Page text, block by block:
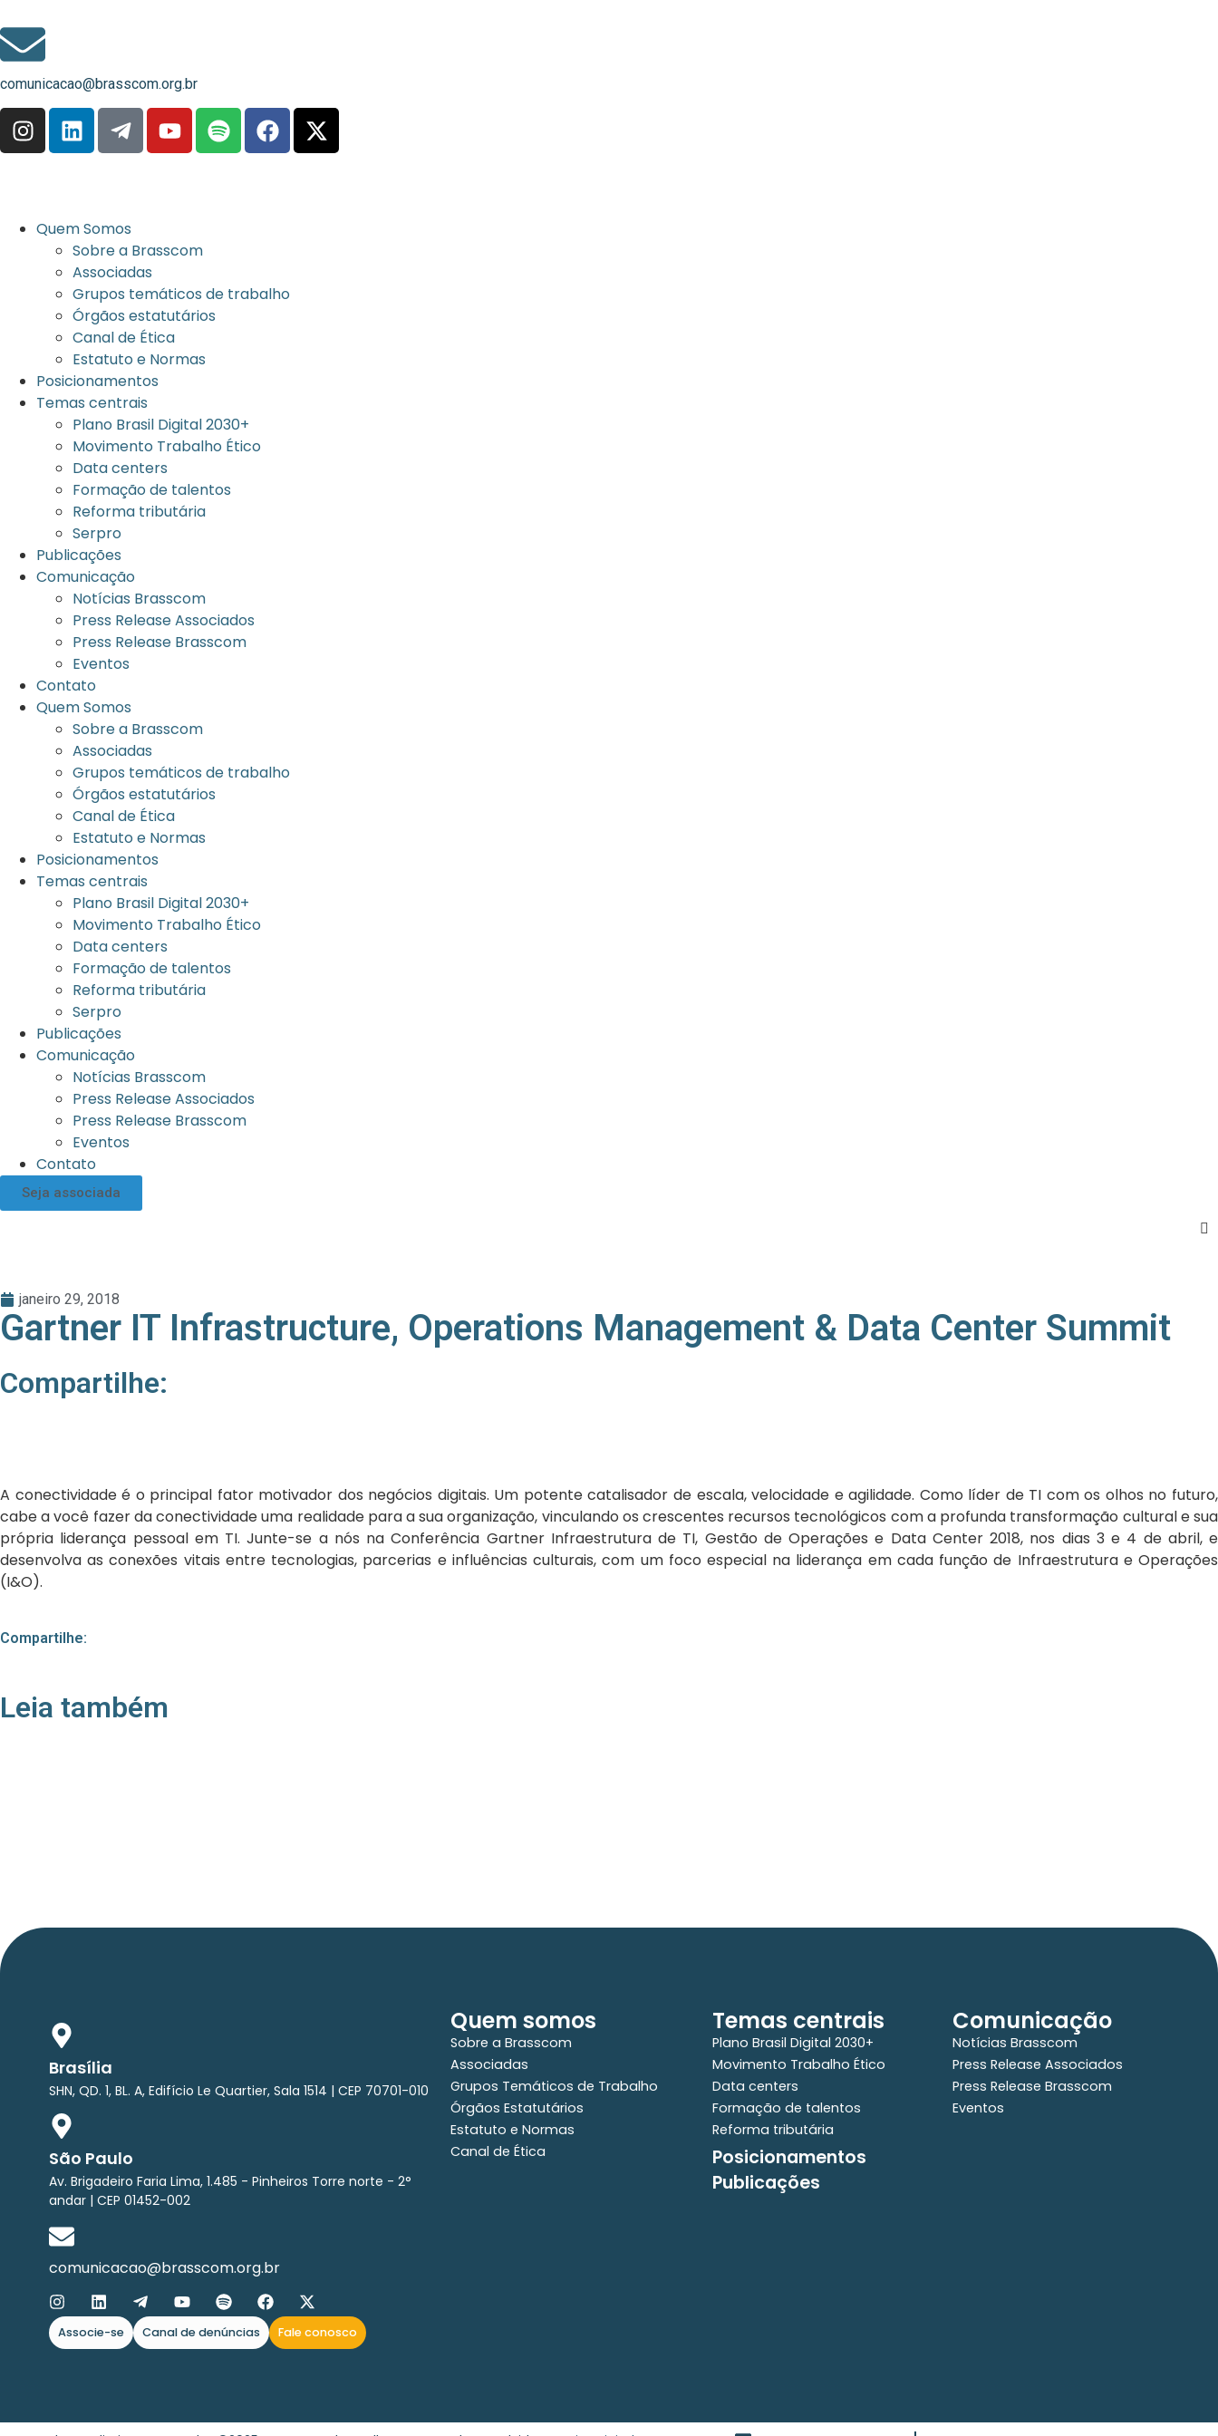
comunicacao@brasscom.org.br
Quem Somos
Sobre a Brasscom
Associadas
Grupos temáticos de trabalho
Órgãos estatutários
Canal de Ética
Estatuto e Normas
Posicionamentos
Temas centrais
Plano Brasil Digital 2030+
Movimento Trabalho Ético
Data centers
Formação de talentos
Reforma tributária
Serpro
Publicações
Comunicação
Notícias Brasscom
Press Release Associados
Press Release Brasscom
Eventos
Contato
Quem Somos
Sobre a Brasscom
Associadas
Grupos temáticos de trabalho
Órgãos estatutários
Canal de Ética
Estatuto e Normas
Posicionamentos
Temas centrais
Plano Brasil Digital 2030+
Movimento Trabalho Ético
Data centers
Formação de talentos
Reforma tributária
Serpro
Publicações
Comunicação
Notícias Brasscom
Press Release Associados
Press Release Brasscom
Eventos
Contato
Seja associada
janeiro 29, 2018
Gartner IT Infrastructure, Operations Management & Data Center Summit
Compartilhe:
A conectividade é o principal fator motivador dos negócios digitais. Um potente catalisador de escala, velocidade e agilidade. Como líder de TI com os olhos no futuro,
cabe a você fazer da conectividade uma realidade para a sua organização, vinculando os crescentes recursos tecnológicos com a profunda transformação cultural e sua
própria liderança pessoal em TI. Junte-se a nós na Conferência Gartner Infraestrutura de TI, Gestão de Operações e Data Center 2018, nos dias 3 e 4 de abril, e
desenvolva as conexões vitais entre tecnologias, parcerias e influências culturais, com um foco especial na liderança em cada função de Infraestrutura e Operações
(I&O).
Compartilhe:
Leia também
Brasília
SHN, QD. 1, BL. A, Edifício Le Quartier, Sala 1514 | CEP 70701-010
São Paulo
Av. Brigadeiro Faria Lima, 1.485 - Pinheiros Torre norte - 2°
andar | CEP 01452-002
comunicacao@brasscom.org.br
Associe-se Canal de denúncias Fale conosco
Quem somos
Sobre a Brasscom
Associadas
Grupos Temáticos de Trabalho
Órgãos Estatutários
Estatuto e Normas
Canal de Ética
Temas centrais
Plano Brasil Digital 2030+
Movimento Trabalho Ético
Data centers
Formação de talentos
Reforma tributária
Posicionamentos
Publicações
Comunicação
Notícias Brasscom
Press Release Associados
Press Release Brasscom
Eventos